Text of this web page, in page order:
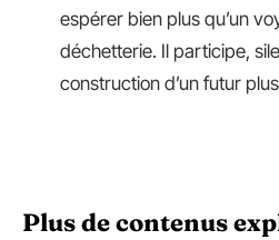
espérer bien plus qu’un
déchetterie. Il participe,
construction d’un futur
Plus de contenus